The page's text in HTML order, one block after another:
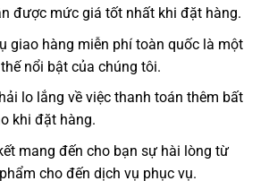
được mức giá tốt nhất khi đặt hàng.
giao hàng miễn phí toàn quốc là một
nổi bật của chúng tôi.
lo lắng về việc thanh toán thêm bất
khi đặt hàng.
mang đến cho bạn sự hài lòng từ
cho đến dịch vụ phục vụ.